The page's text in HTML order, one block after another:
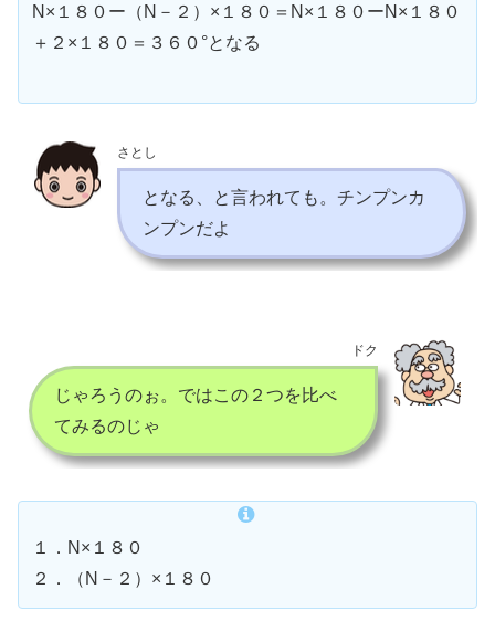
N×１８０ー（N－２）×１８０＝N×１８０ーN×１８０
＋２×１８０＝３６０°となる
さとし
となる、と言われても。チンプンカ
ンプンだよ
ドク
じゃろうのぉ。ではこの２つを比べ
てみるのじゃ
１．N×１８０
２．（N－２）×１８０